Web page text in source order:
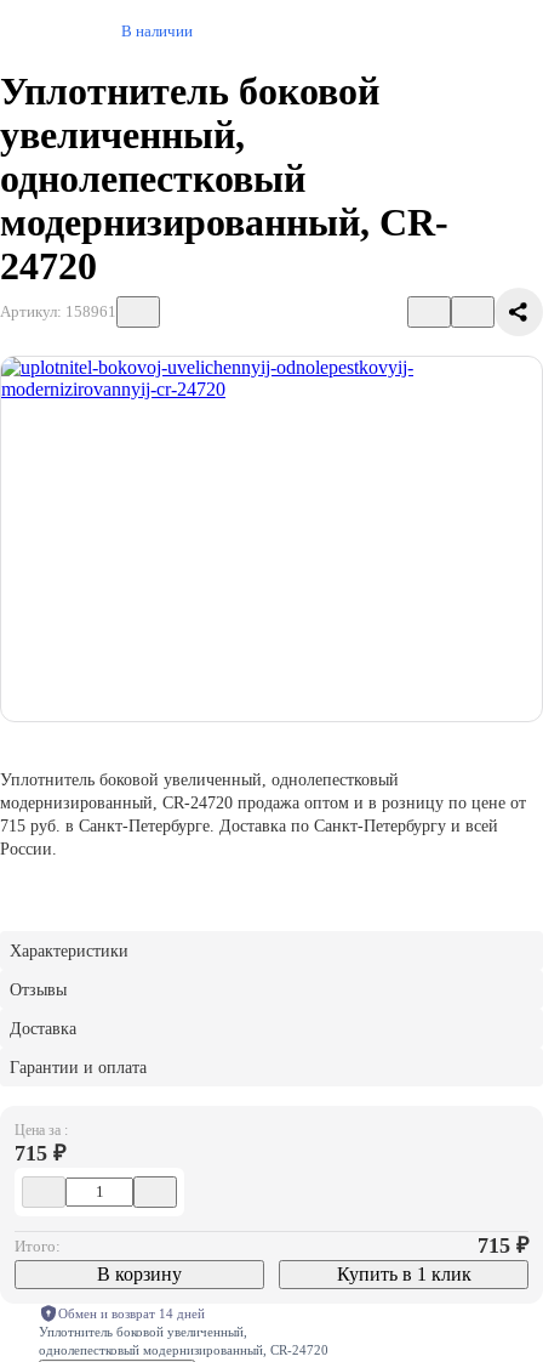
Уплотнитель боковой
увеличенный,
однолепестковый
модернизированный, CR-
24720
В наличии
Артикул: 158961
Цена за :
715 ₽
Итого: 715 ₽
В корзину Купить в 1 клик
Обмен и возврат 14 дней
Уплотнитель боковой увеличенный,
однолепестковый модернизированный, CR-24720
Уплотнитель боковой увеличенный, однолепестковый
модернизированный, CR-24720 продажа оптом и в розницу по цене от
715 руб. в Санкт-Петербурге. Доставка по Санкт-Петербургу и всей
России.
Характеристики
Отзывы
Доставка
Гарантии и оплата